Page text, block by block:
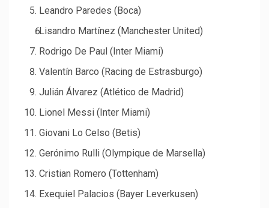
Leandro Paredes (Boca)
Lisandro Martínez (Manchester United)
Rodrigo De Paul (Inter Miami)
Valentín Barco (Racing de Estrasburgo)
Julián Álvarez (Atlético de Madrid)
Lionel Messi (Inter Miami)
Giovani Lo Celso (Betis)
Gerónimo Rulli (Olympique de Marsella)
Cristian Romero (Tottenham)
Exequiel Palacios (Bayer Leverkusen)